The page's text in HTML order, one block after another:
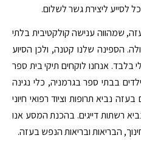
לסייע ליצירת גשר לשלום.
שמהווה ענישה קולקטיבית בלתי
הספינה שלנו קטנה, ולכן הסיוע
בלבד. אנחנו לוקחים תיקי בית ספר
בבתי ספר בגרמניה, כלי נגינה
נביא תרופות וציוד רפואי חיוני
רשתות דייגים. בהכנת המסע אנו
הבריאות ובריאות הנפש בעזה.